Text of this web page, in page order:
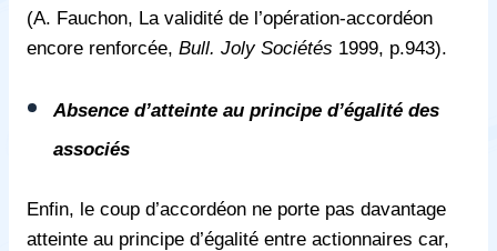
(A. Fauchon, La validité de l’opération-accordéon
encore renforcée, Bull. Joly Sociétés 1999, p.943).
Absence d’atteinte au principe d’égalité des
associés
Enfin, le coup d’accordéon ne porte pas davantage
atteinte au principe d’égalité entre actionnaires car,